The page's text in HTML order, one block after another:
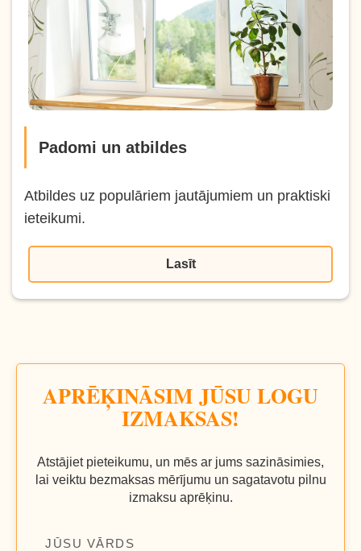
Padomi un atbildes
Atbildes uz populāriem jautājumiem un praktiski
ieteikumi.
Lasīt
APRĒĶINĀSIM JŪSU LOGU
IZMAKSAS!
Atstājiet pieteikumu, un mēs ar jums sazināsimies,
lai veiktu bezmaksas mērījumu un sagatavotu pilnu
izmaksu aprēķinu.
JŪSU VĀRDS